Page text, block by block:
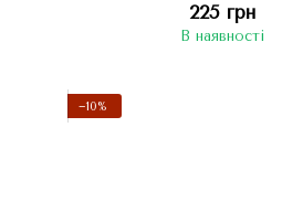
225 грн
В наявності
−10%